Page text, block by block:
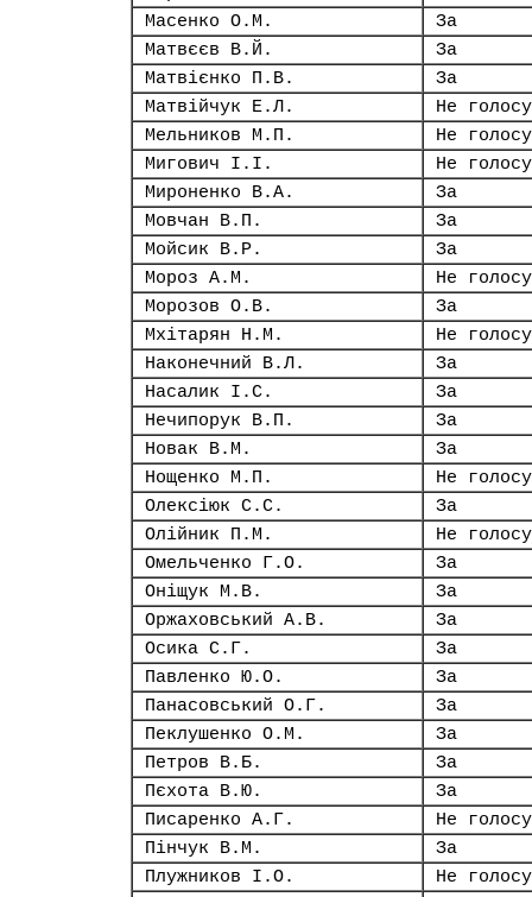
Масенко О.М.
За
Матвєєв В.Й.
За
Матвієнко П.В.
За
Матвійчук Е.Л.
Не
Мельников М.П.
Не
Мигович І.І.
Не
Мироненко В.А.
За
Мовчан В.П.
За
Мойсик В.Р.
За
Мороз А.М.
Не
Морозов О.В.
За
Мхітарян Н.М.
Не
Наконечний В.Л.
За
Насалик І.С.
За
Нечипорук В.П.
За
Новак В.М.
За
Нощенко М.П.
Не
Олексіюк С.С.
За
Олійник П.М.
Не
Омельченко Г.О.
За
Оніщук М.В.
За
Оржаховський А.В.
За
Осика С.Г.
За
Павленко Ю.О.
За
Панасовський О.Г.
За
Пеклушенко О.М.
За
Петров В.Б.
За
Пєхота В.Ю.
За
Писаренко А.Г.
Не
Пінчук В.М.
За
Плужников І.О.
Не